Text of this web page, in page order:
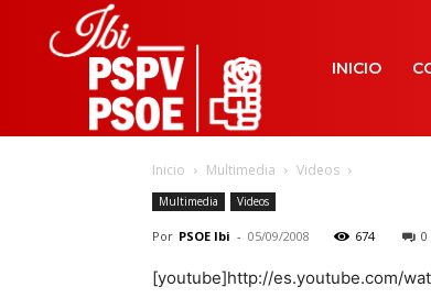
INICIO
Inicio Multimedia Videos
Multimedia Videos
Por PSOE Ibi - 05/09/2008 674 0
[youtube]http://es.youtube.com/